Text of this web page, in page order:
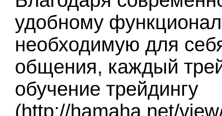
удобному
необходимую для
общения, каждый
обучение трейдингу
(http://hamaha.net/